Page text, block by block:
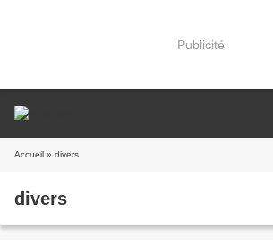
Publicité
Accueil » divers
divers